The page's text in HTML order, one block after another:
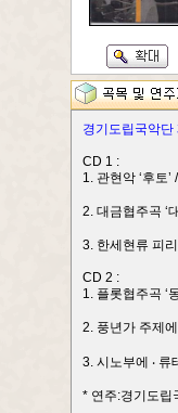
경기도립국악단
CD 1 :
1. 관현악 ‘후토
2. 대금협주곡 ‘
3. 한세현류 피
CD 2 :
1. 플롯협주곡 ‘
2. 풍년가 주제
3. 시노부에 ‧
* 연주:경기도립